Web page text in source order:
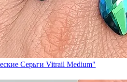
Серьги Vitrail Medium"